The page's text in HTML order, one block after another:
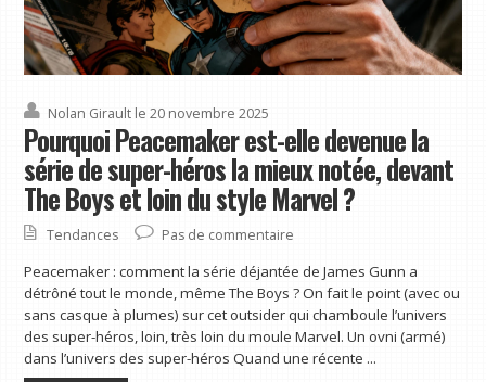
Nolan Girault le 20 novembre 2025
Pourquoi Peacemaker est-elle devenue la
série de super-héros la mieux notée, devant
The Boys et loin du style Marvel ?
Tendances Pas de commentaire
Peacemaker : comment la série déjantée de James Gunn a
détrôné tout le monde, même The Boys ? On fait le point (avec ou
sans casque à plumes) sur cet outsider qui chamboule l’univers
des super-héros, loin, très loin du moule Marvel. Un ovni (armé)
dans l’univers des super-héros Quand une récente ...